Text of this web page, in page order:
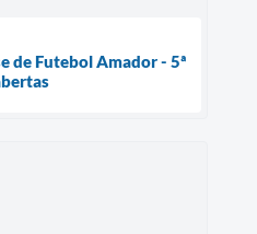
de Futebol Amador - 5ª